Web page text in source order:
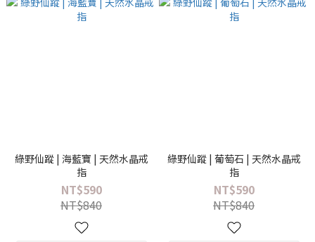
綠野仙蹤 | 海藍寶 | 天然水晶戒
指
NT$590
NT$840
綠野仙蹤 | 葡萄石 | 天然水晶戒
指
NT$590
NT$840